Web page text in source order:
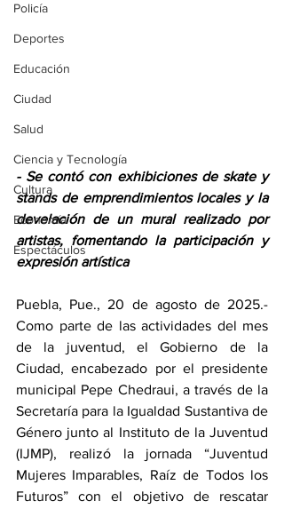
Policía
Deportes
Educación
Ciudad
Salud
Ciencia y Tecnología
Cultura
Economía
Espectáculos
- Se contó con exhibiciones de skate y
stands de emprendimientos locales y la
develación de un mural realizado por
artistas, fomentando la participación y
expresión artística
Puebla, Pue., 20 de agosto de 2025.-
Como parte de las actividades del mes
de la juventud, el Gobierno de la
Ciudad, encabezado por el presidente
municipal Pepe Chedraui, a través de la
Secretaría para la Igualdad Sustantiva de
Género junto al Instituto de la Juventud
(IJMP), realizó la jornada “Juventud
Mujeres Imparables, Raíz de Todos los
Futuros” con el objetivo de rescatar